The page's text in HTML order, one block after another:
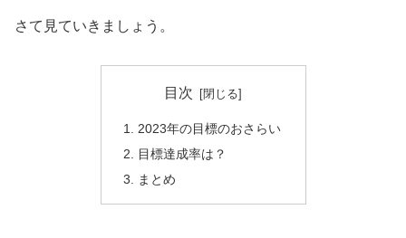
さて見ていきましょう。
目次
2023年の目標のおさらい
目標達成率は？
まとめ